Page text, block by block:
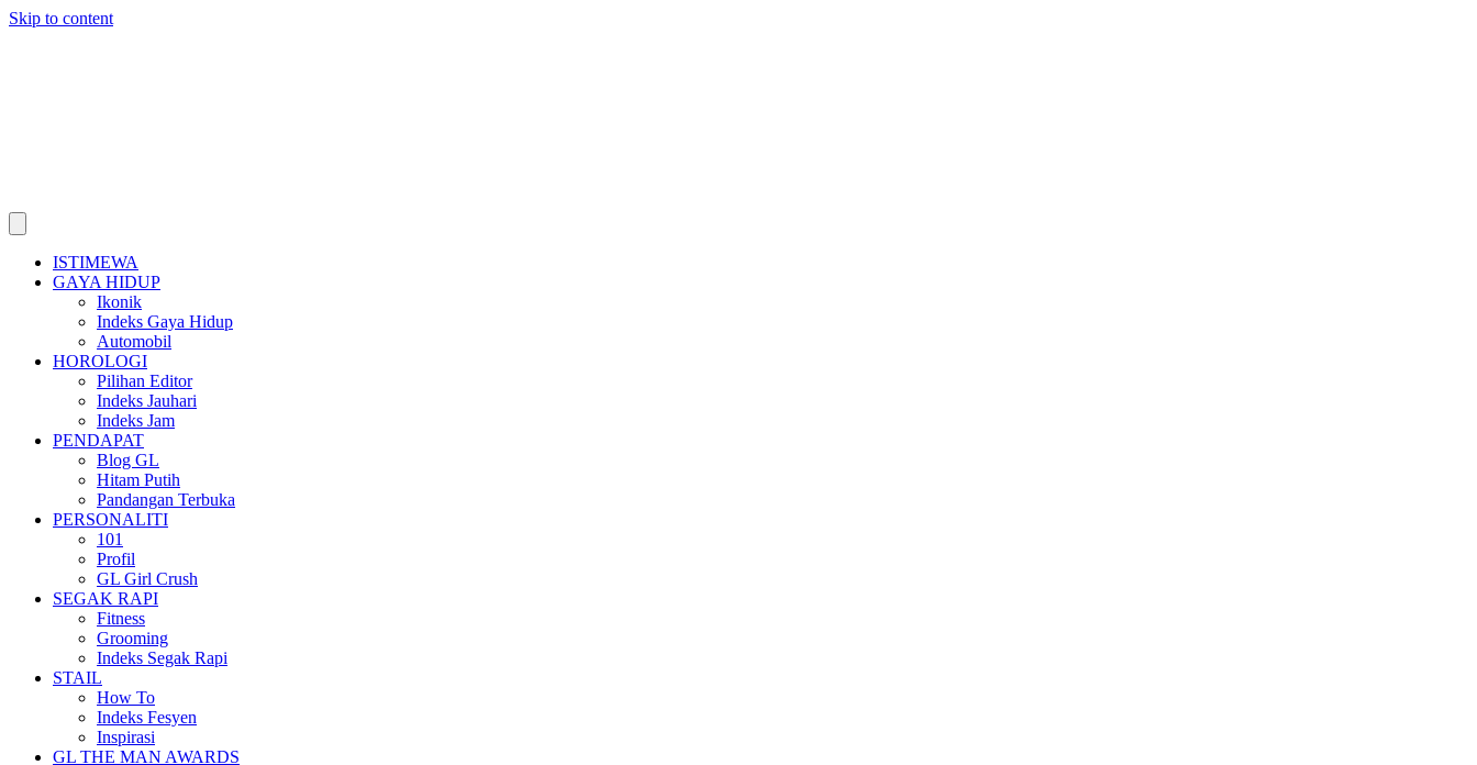
Skip to content
ISTIMEWA
GAYA HIDUP
Ikonik
Indeks Gaya Hidup
Automobil
HOROLOGI
Pilihan Editor
Indeks Jauhari
Indeks Jam
PENDAPAT
Blog GL
Hitam Putih
Pandangan Terbuka
PERSONALITI
101
Profil
GL Girl Crush
SEGAK RAPI
Fitness
Grooming
Indeks Segak Rapi
STAIL
How To
Indeks Fesyen
Inspirasi
GL THE MAN AWARDS